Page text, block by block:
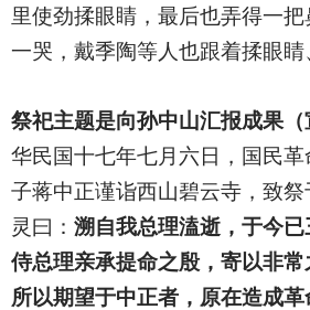
里使劲揉眼睛，最后也弄得一
一哭，戴季陶等人也跟着揉眼
祭祀主题是向孙中山汇报成果（
华民国十七年七月六日，国民
子蒋中正谨诣西山碧云寺，致
灵曰： 溯自我总理溘逝，于今
侍总理亲承提命之殷，寄以非常
所以期望于中正者，原在造成